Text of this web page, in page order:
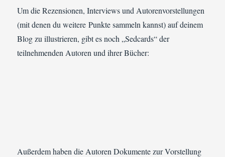
Um die Rezensionen, Interviews und Autorenvorstellungen
(mit denen du weitere Punkte sammeln kannst) auf deinem
Blog zu illustrieren, gibt es noch „Sedcards“ der
teilnehmenden Autoren und ihrer Bücher:
Außerdem haben die Autoren Dokumente zur Vorstellung